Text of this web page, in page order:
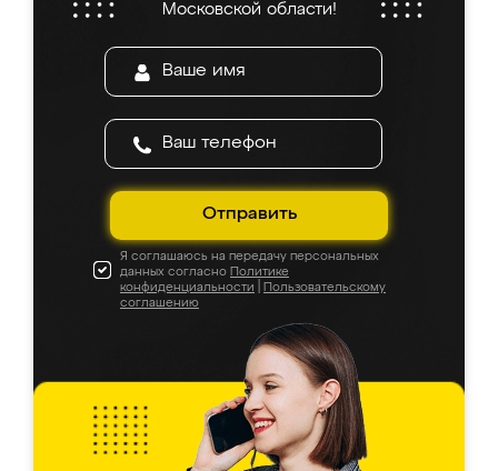
Московской области!
Отправить
Я соглашаюсь на передачу персональных
данных согласно Политике
конфиденциальности
Пользовательскому
соглашению